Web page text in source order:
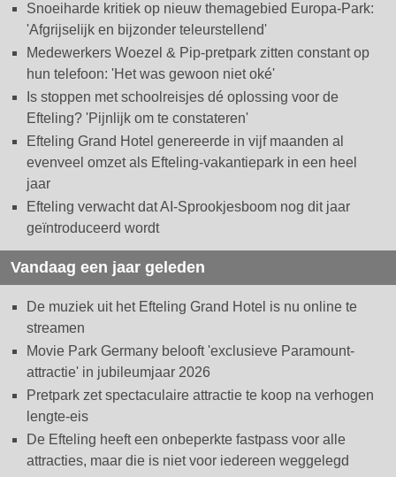
Snoeiharde kritiek op nieuw themagebied Europa-Park:
'Afgrijselijk en bijzonder teleurstellend'
Medewerkers Woezel & Pip-pretpark zitten constant op
hun telefoon: 'Het was gewoon niet oké'
Is stoppen met schoolreisjes dé oplossing voor de
Efteling? 'Pijnlijk om te constateren'
Efteling Grand Hotel genereerde in vijf maanden al
evenveel omzet als Efteling-vakantiepark in een heel
jaar
Efteling verwacht dat AI-Sprookjesboom nog dit jaar
geïntroduceerd wordt
Vandaag een jaar geleden
De muziek uit het Efteling Grand Hotel is nu online te
streamen
Movie Park Germany belooft 'exclusieve Paramount-
attractie' in jubileumjaar 2026
Pretpark zet spectaculaire attractie te koop na verhogen
lengte-eis
De Efteling heeft een onbeperkte fastpass voor alle
attracties, maar die is niet voor iedereen weggelegd